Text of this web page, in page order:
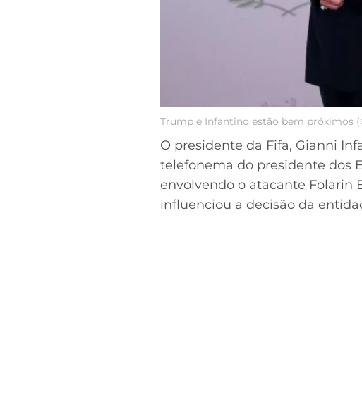
Trump e Infantino estão bem próximos
O presidente da Fifa, Gianni
telefonema do presidente dos
envolvendo o atacante Folarin
influenciou a decisão da